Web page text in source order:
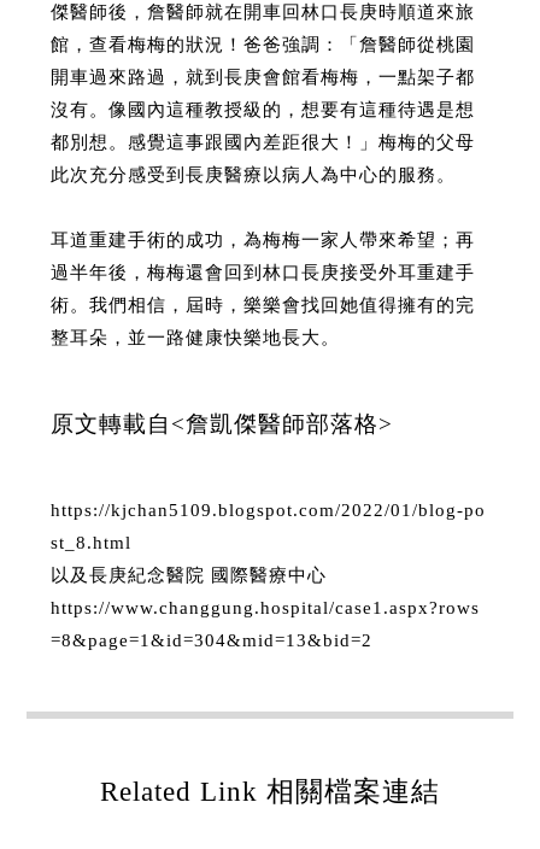
傑醫師後，詹醫師就在開車回林口長庚時順道來旅
館，查看梅梅的狀況！爸爸強調：「詹醫師從桃園
開車過來路過，就到長庚會館看梅梅，一點架子都
沒有。像國內這種教授級的，想要有這種待遇是想
都別想。感覺這事跟國內差距很大！」梅梅的父母
此次充分感受到長庚醫療以病人為中心的服務。
耳道重建手術的成功，為梅梅一家人帶來希望；再
過半年後，梅梅還會回到林口長庚接受外耳重建手
術。我們相信，屆時，樂樂會找回她值得擁有的完
整耳朵，並一路健康快樂地長大。
原文轉載自<詹凱傑醫師部落格>
https://kjchan5109.blogspot.com/2022/01/blog-po
st_8.html
以及長庚紀念醫院 國際醫療中心
https://www.changgung.hospital/case1.aspx?rows
=8&page=1&id=304&mid=13&bid=2
Related Link 相關檔案連結